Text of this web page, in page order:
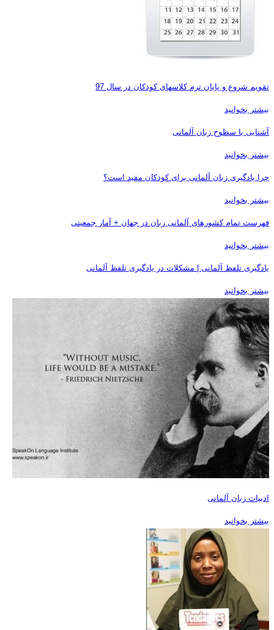
تقویم شروع و پایان ترم کلاسهای کودکان در سال 97
بیشتر بخوانید
آشنایی با سطوح زبان آلمانی
بیشتر بخوانید
چرا یادگیری زبان آلمانی برای کودکان مفید است؟
بیشتر بخوانید
فهرست تمام کشورهای آلمانی زبان در جهان + آمار جمعیتی
بیشتر بخوانید
یادگیری تلفظ آلمانی | مشکلات در یادگیری تلفظ آلمانی
بیشتر بخوانید
ادبیات زبان آلمانی
بیشتر بخوانید